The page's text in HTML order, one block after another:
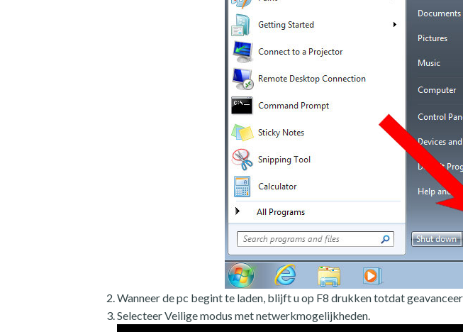
Wanneer de pc begint te laden, blijft u op F8 drukken totdat
Selecteer Veilige modus met netwerkmogelijkheden.